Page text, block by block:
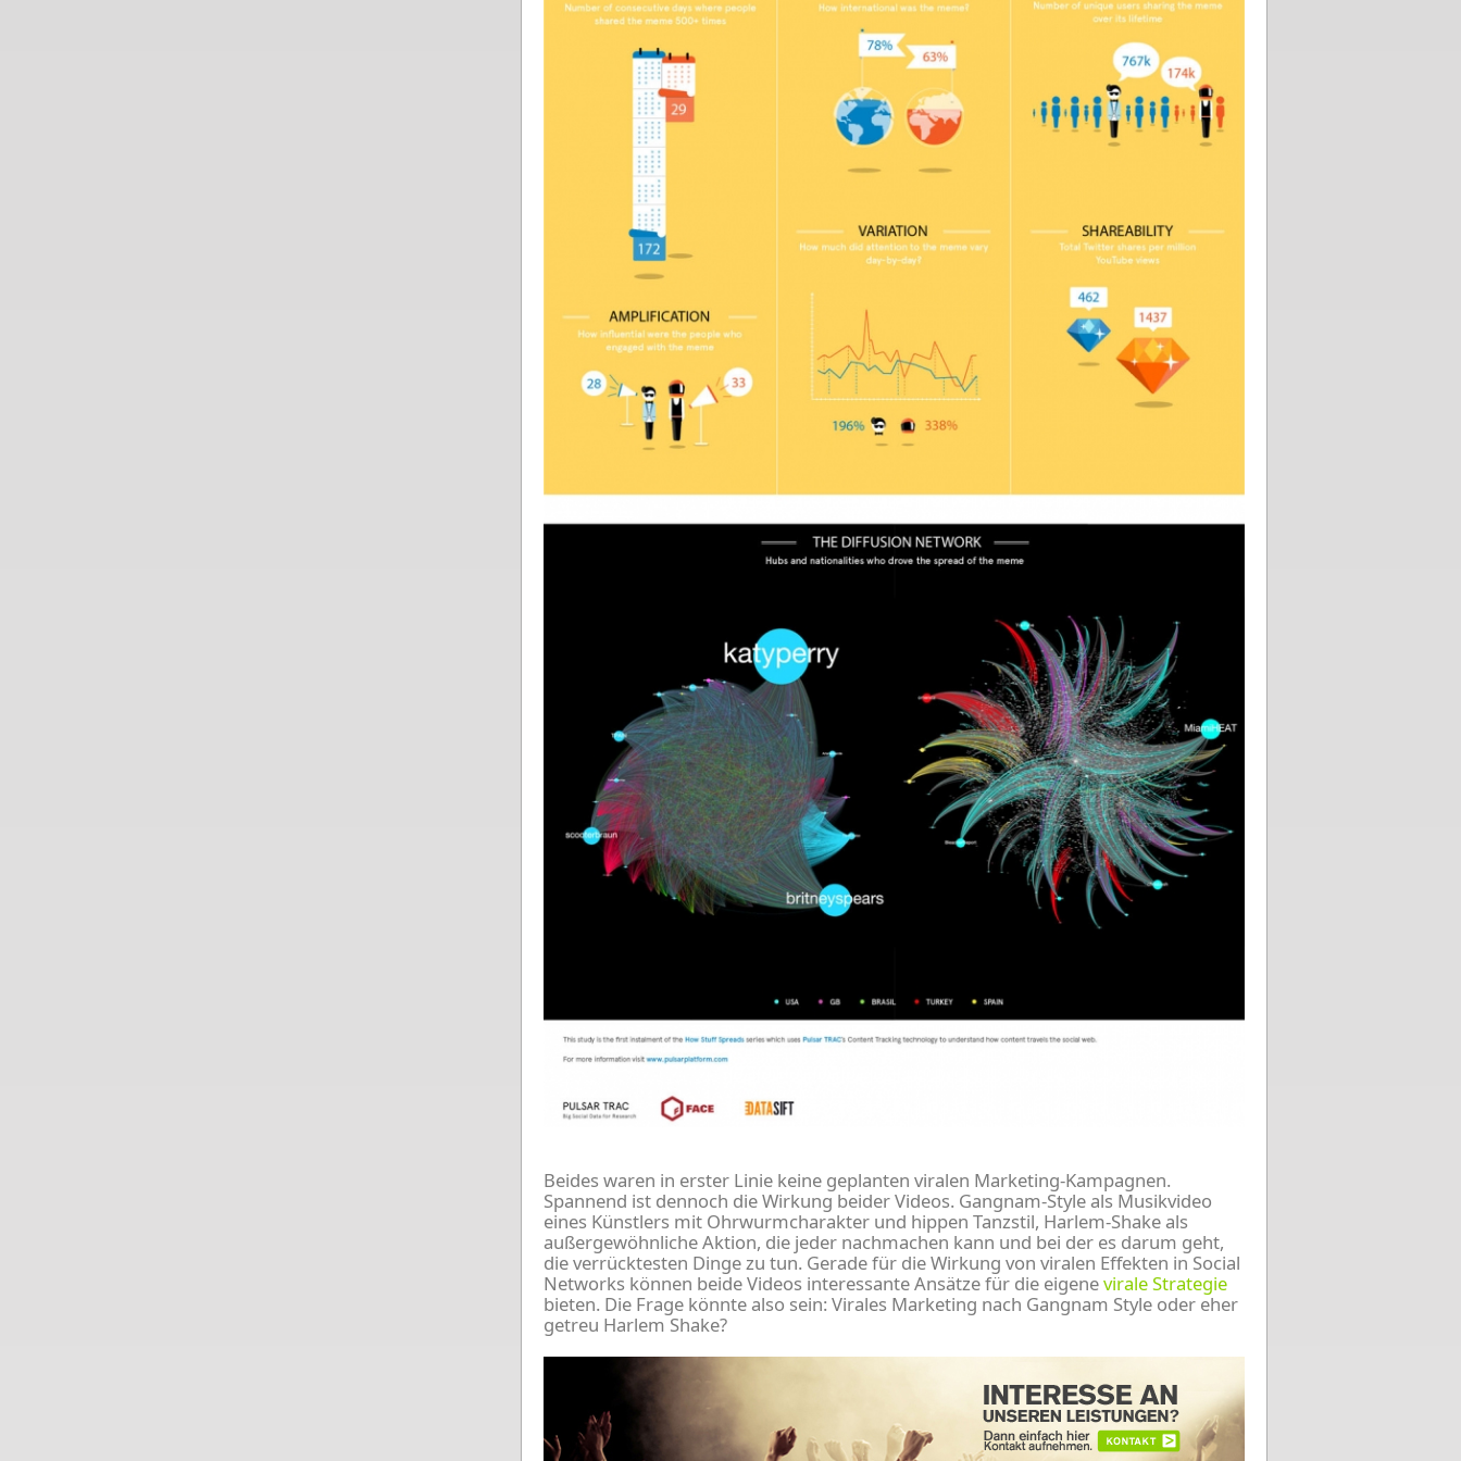
Beides waren in erster Linie keine geplanten viralen Marketing-Kampagnen.
Spannend ist dennoch die Wirkung beider Videos. Gangnam-Style als Musikvideo
eines Künstlers mit Ohrwurmcharakter und hippen Tanzstil, Harlem-Shake als
außergewöhnliche Aktion, die jeder nachmachen kann und bei der es darum geht,
die verrücktesten Dinge zu tun. Gerade für die Wirkung von viralen Effekten in Social
Networks können beide Videos interessante Ansätze für die eigenevirale Strategie
bieten. Die Frage könnte also sein: Virales Marketing nach Gangnam Style oder eher
getreu Harlem Shake?